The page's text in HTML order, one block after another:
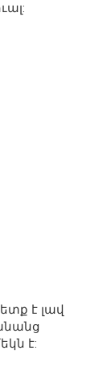
է լավ
է: